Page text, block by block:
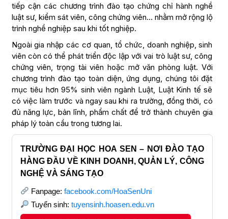
tiếp cận các chương trình đào tạo chứng chỉ hành nghề
luật sư, kiểm sát viên, công chứng viên… nhằm mở rộng lộ
trình nghề nghiệp sau khi tốt nghiệp.
Ngoài gia nhập các cơ quan, tổ chức, doanh nghiệp, sinh
viên còn có thể phát triển độc lập với vai trò luật sư, công
chứng viên, trọng tài viên hoặc mở văn phòng luật. Với
chương trình đào tạo toàn diện, ứng dụng, chúng tôi đặt
mục tiêu hơn 95% sinh viên ngành Luật, Luật Kinh tế sẽ
có việc làm trước và ngay sau khi ra trường, đồng thời, có
đủ năng lực, bản lĩnh, phẩm chất để trở thành chuyên gia
pháp lý toàn cầu trong tương lai.
TRƯỜNG ĐẠI HỌC HOA SEN – NƠI ĐÀO TẠO
HÀNG ĐẦU VỀ KINH DOANH, QUẢN LÝ, CÔNG
NGHỆ VÀ SÁNG TẠO
Fanpage: facebook.com/HoaSenUni
Tuyển sinh: tuyensinh.hoasen.edu.vn